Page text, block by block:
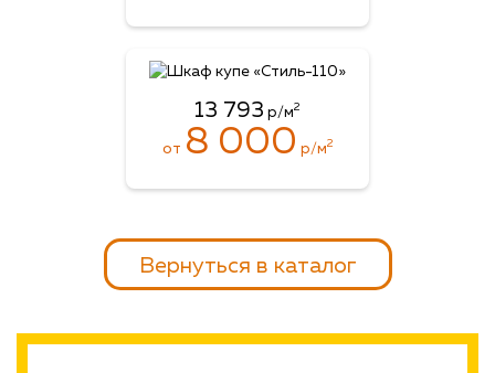
13 793 р/м2
от 8 000 р/м2
Вернуться в каталог